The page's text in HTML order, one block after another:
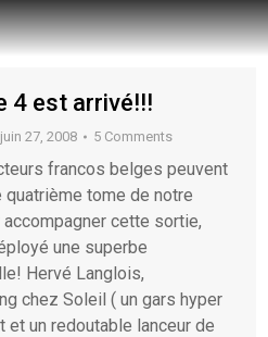
4 est arrivé!!!
juin 27, 2008 5 Comments
francos belges peuvent
tome de notre
cette sortie,
une superbe
Hervé Langlois,
chez Soleil ( un gars hyper
et un redoutable lanceur de